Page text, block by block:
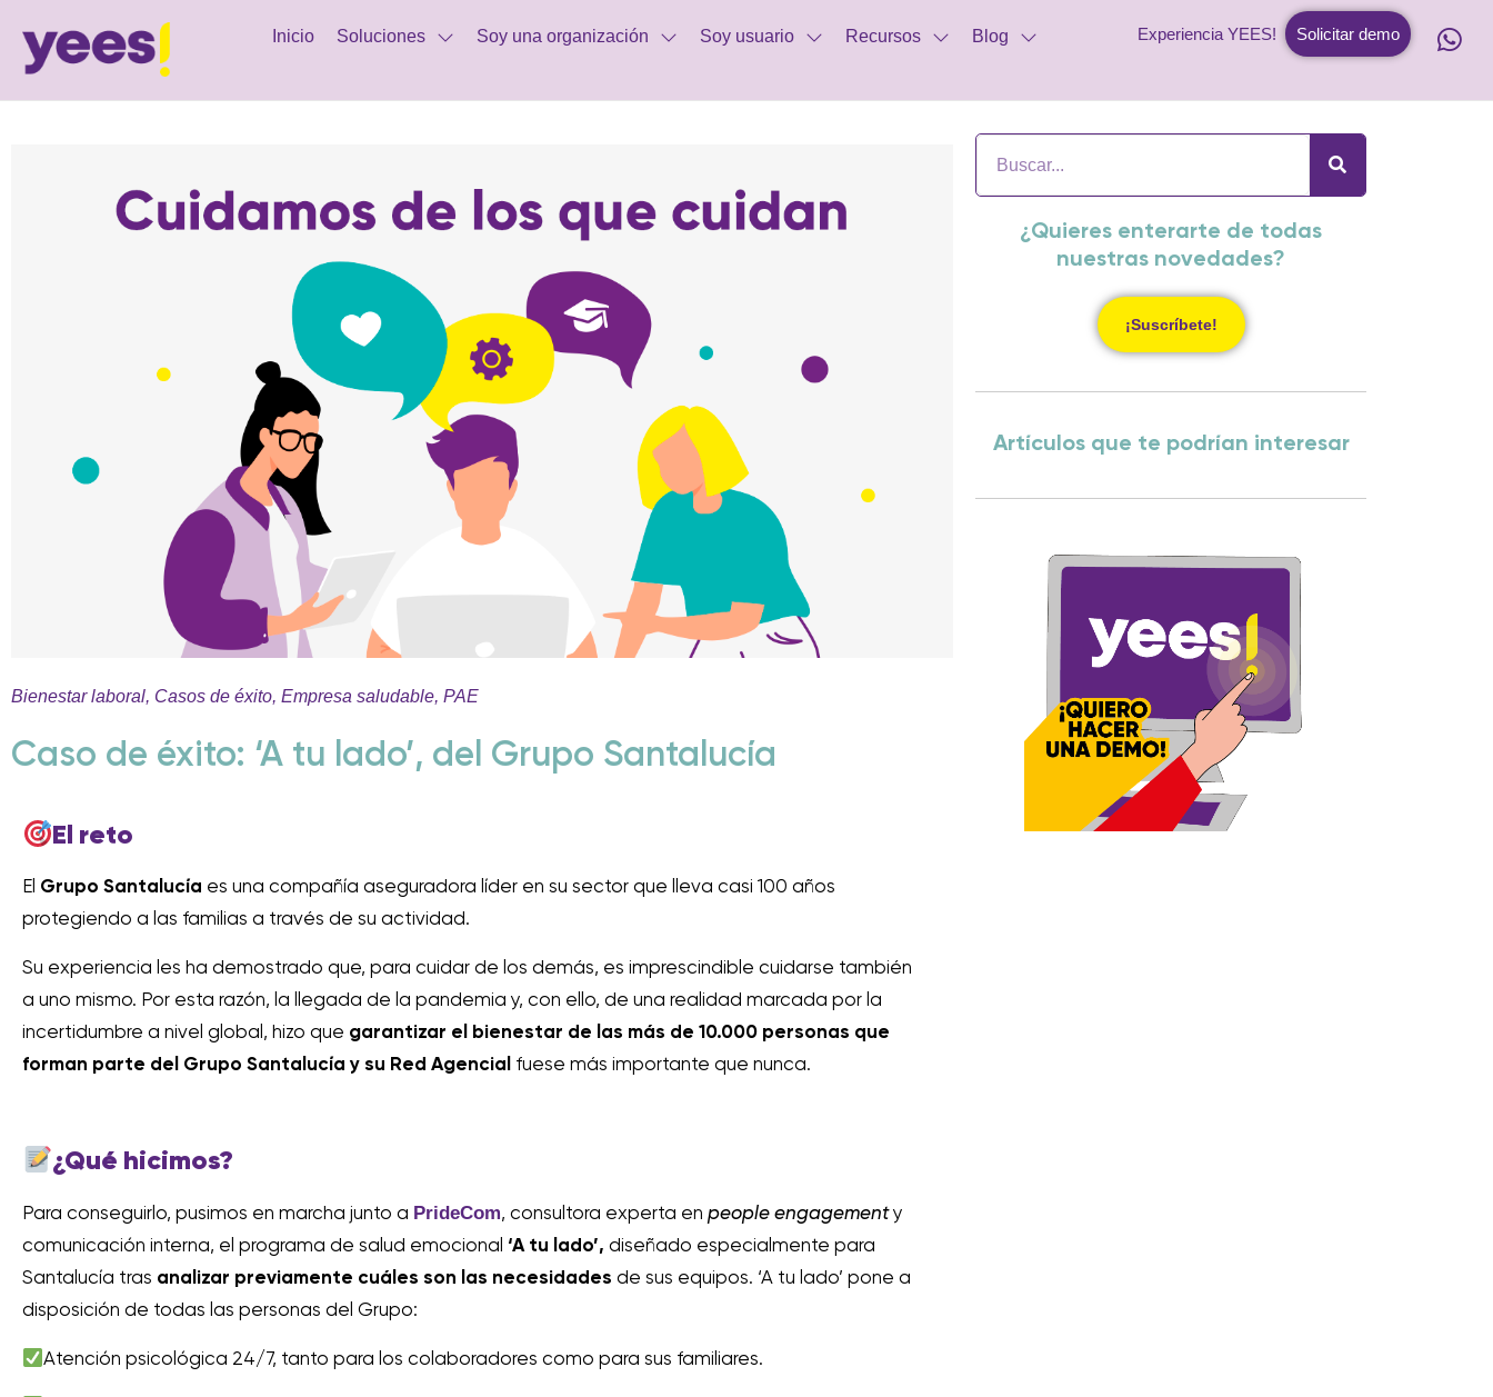
Inicio Soluciones Soy una organización Soy usuario Recursos Blog Experiencia YEES! Solicitar demo
Bienestar laboral, Casos de éxito, Empresa saludable, PAE
Caso de éxito: ‘A tu lado’, del Grupo Santalucía
El reto
El Grupo Santalucía es una compañía aseguradora líder en su sector que lleva casi 100 años
protegiendo a las familias a través de su actividad.
Su experiencia les ha demostrado que, para cuidar de los demás, es imprescindible cuidarse también
a uno mismo. Por esta razón, la llegada de la pandemia y, con ello, de una realidad marcada por la
incertidumbre a nivel global, hizo que garantizar el bienestar de las más de 10.000 personas que
forman parte del Grupo Santalucía y su Red Agencial fuese más importante que nunca.
¿Qué hicimos?
Para conseguirlo, pusimos en marcha junto a PrideCom, consultora experta en people engagementy
comunicación interna, el programa de salud emocional ‘A tu lado’, diseñado especialmente para
Santalucía tras analizar previamente cuáles son las necesidades de sus equipos. ‘A tu lado’ pone a
disposición de todas las personas del Grupo:
Atención psicológica 24/7, tanto para los colaboradores como para sus familiares.
¿Quieres enterarte de todas
nuestras novedades?
¡Suscríbete!
Artículos que te podrían interesar